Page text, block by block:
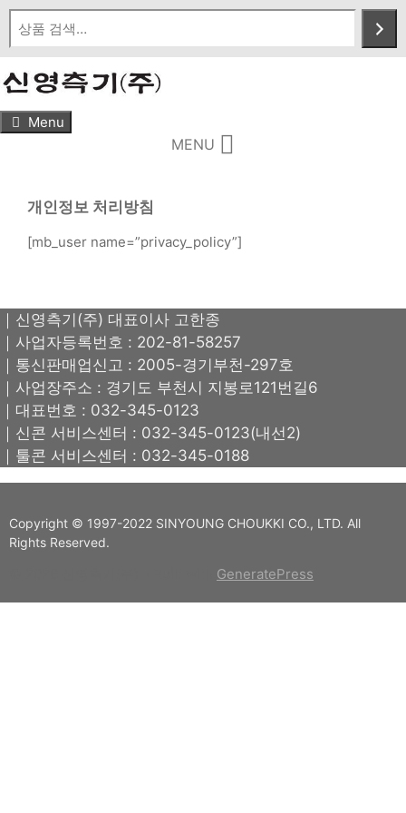
Skip
content
Menu
MENU
개인정보 처리방침
[mb_user name=”privacy_policy”]
｜신영측기(주) 대표이사 고한종
｜사업자등록번호 : 202-81-58257
｜통신판매업신고 : 2005-경기부천-297호
｜사업장주소 : 경기도 부천시 지봉로121번길6
｜대표번호 : 032-345-0123
｜신콘 서비스센터 : 032-345-0123(내선2)
｜툴콘 서비스센터 : 032-345-0188
Copyright © 1997-2022 SINYOUNG CHOUKKI CO., LTD. All
Rights Reserved.
GeneratePress